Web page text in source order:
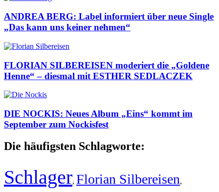
ANDREA BERG: Label informiert über neue Single
„Das kann uns keiner nehmen“
FLORIAN SILBEREISEN moderiert die „Goldene
Henne“ – diesmal mit ESTHER SEDLACZEK
DIE NOCKIS: Neues Album „Eins“ kommt im
September zum Nockisfest
Die häufigsten Schlagworte:
Schlager, Florian Silbereisen,